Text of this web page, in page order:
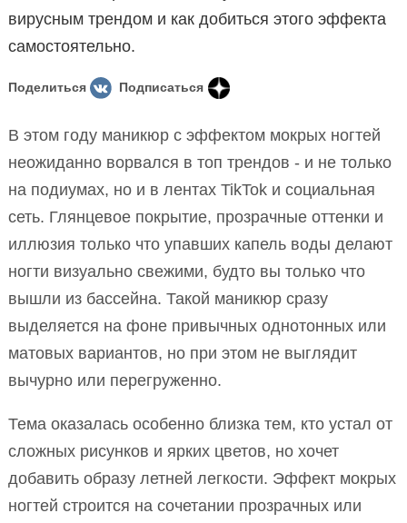
вирусным трендом и как добиться этого эффекта
самостоятельно.
Поделиться Подписаться
В этом году маникюр с эффектом мокрых ногтей
неожиданно ворвался в топ трендов - и не только
на подиумах, но и в лентах TikTok и социальная
сеть. Глянцевое покрытие, прозрачные оттенки и
иллюзия только что упавших капель воды делают
ногти визуально свежими, будто вы только что
вышли из бассейна. Такой маникюр сразу
выделяется на фоне привычных однотонных или
матовых вариантов, но при этом не выглядит
вычурно или перегруженно.
Тема оказалась особенно близка тем, кто устал от
сложных рисунков и ярких цветов, но хочет
добавить образу летней легкости. Эффект мокрых
ногтей строится на сочетании прозрачных или